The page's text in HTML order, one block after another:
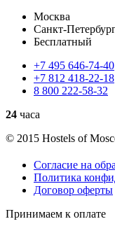
Москва
Санкт-
Бесплатный
+7 495 646-74-40
+7 812 418-22-18
8 800 222-58-32
24 часа
© 2015 Hostels of
Согласие на
Политика
Договор оферты
Принимаем к оплате